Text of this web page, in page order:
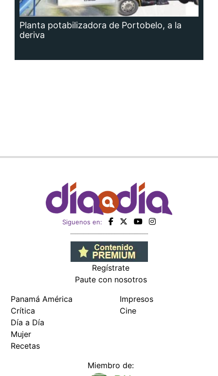
Planta potabilizadora de Portobelo, a la
deriva
Siguenos en:
Regístrate
Paute con nosotros
Panamá América
Crítica
Día a Día
Mujer
Recetas
Impresos
Cine
Miembro de: